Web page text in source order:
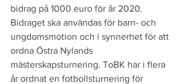
bidrag på 1000 euro för år 2020.
Bidraget ska användas för barn- och
ungdomsmotion och i synnerhet för att
ordna Östra Nylands
mästerskapsturnering. ToBK har i flera
år ordnat en fotbollsturnering för